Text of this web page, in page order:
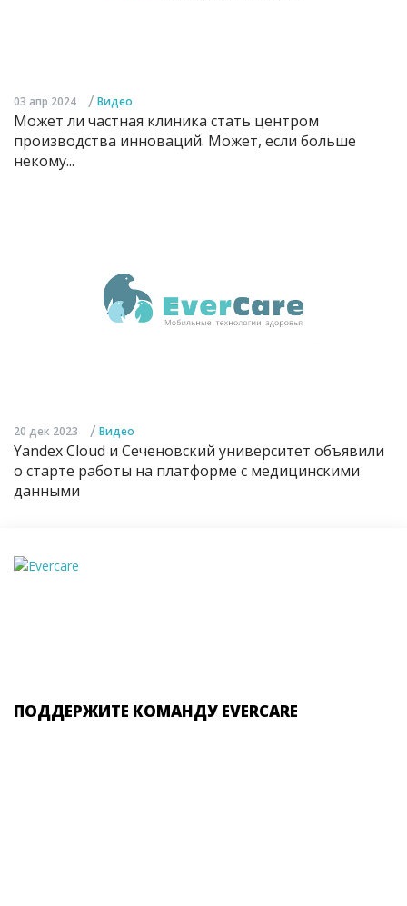
03 апр 2024 / Видео
Может ли частная клиника стать центром
производства инноваций. Может, если больше
некому...
20 дек 2023 / Видео
Yandex Cloud и Сеченовский университет объявили
о старте работы на платформе с медицинскими
данными
ПОДДЕРЖИТЕ КОМАНДУ EVERCARE